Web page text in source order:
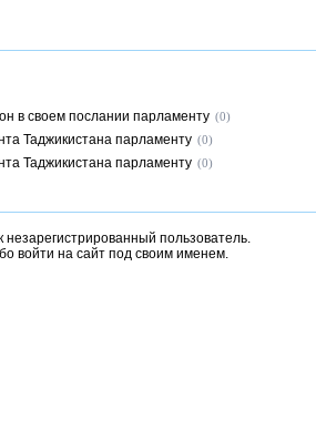
в своем послании парламенту (0)
Таджикистана парламенту (0)
Таджикистана парламенту (0)
пользователь.
войти на сайт под своим именем.